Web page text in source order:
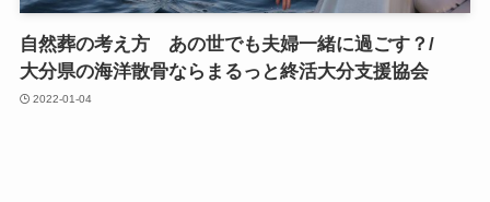
自然葬の​考え方​ あの​世でも​夫婦一緒に​過ごす？​/
大分県の​海洋散骨ならまるっと​終活大分支援協会
2022-01-04